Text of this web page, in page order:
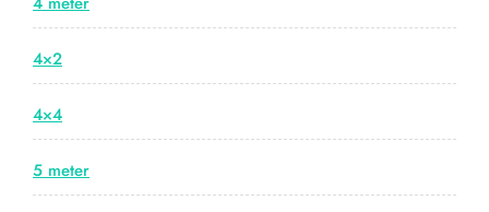
4×2
4×4
5 meter